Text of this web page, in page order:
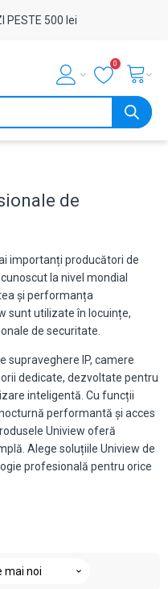
PESTE 500 lei
0
de
importanți producători de
la nivel mondial
și performanța
sunt utilizate în locuințe,
de securitate.
supraveghere IP, camere
dedicate, dezvoltate pentru
inteligentă. Cu funcții
performantă și acces
Uniview oferă
Alege soluțiile Uniview de
profesională pentru orice